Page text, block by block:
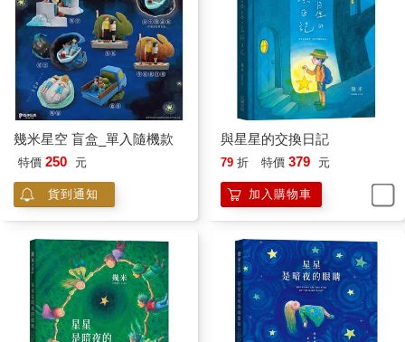
幾米星空 盲盒_單入隨機款
特價 250 元
貨到通知
與星星的交換日記
79 折 特價 379 元
加入購物車